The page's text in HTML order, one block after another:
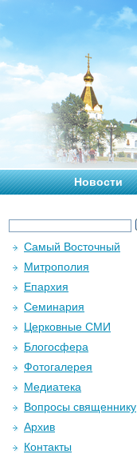
Новости
Самый Восточный
Митрополия
Епархия
Семинария
Церковные СМИ
Блогосфера
Фотогалерея
Медиатека
Вопросы священнику
Архив
Контакты